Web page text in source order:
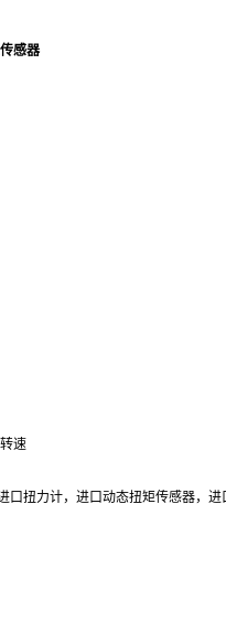
感器
速
扭力计，进口动态扭矩传感器，进